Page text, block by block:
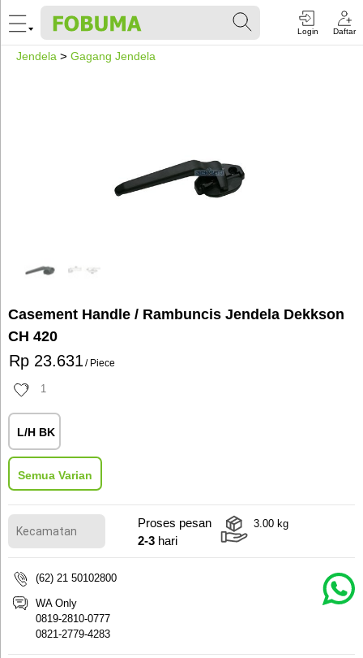
Login Daftar
Jendela > Gagang Jendela
Casement Handle / Rambuncis Jendela Dekkson
CH 420
Rp 23.631 / Piece
1
L/H BK
Semua Varian
Proses pesan
2-3 hari
3.00 kg
(62) 21 50102800
WA Only
0819-2810-0777
0821-2779-4283